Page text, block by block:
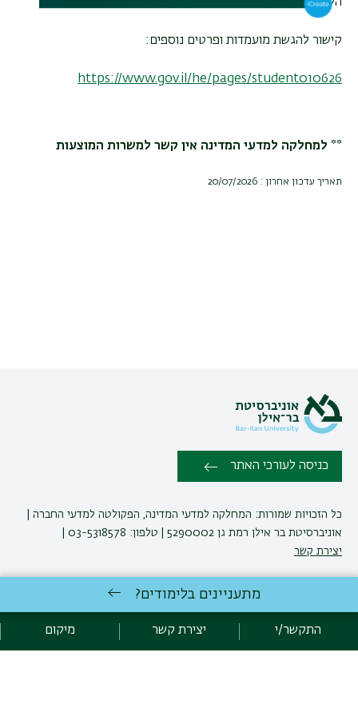
קישור להגשת מועמדות ופרטים נוספים:
https://www.gov.il/he/pages/student010626
** למחלקה למדעי המדינה אין קשר למשרות המוצעות
תאריך עדכון אחרון : 20/07/2026
כניסה לעורכי האתר
כל הזכויות שמורות: המחלקה למדעי המדינה, הפקולטה למדעי החברה |
אוניברסיטת בר אילן רמת גן 5290002 | טלפון: 03-5318578 |
יצירת קשר
לימודי מדעי המדינהבאוניברסיטת בר-אילן
הצהרת נגישות
מדיניות פרטיות
מתעניינים בלימודים?
התקשר/י יצירת קשר מיקום